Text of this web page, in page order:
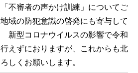
「不審者の声かけ訓練」についてご
地域の防犯意識の啓発にも寄与してい
新型コロナウイルスの影響で令和2
行えずにおりますが、これからも北
ろしくお願いします。